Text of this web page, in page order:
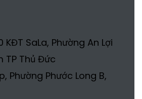
KĐT SaLa, Phường An Lợi
TP Thủ Đức
Phường Phước Long B,